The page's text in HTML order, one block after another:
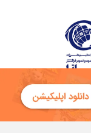
توکان تعلق دارد و